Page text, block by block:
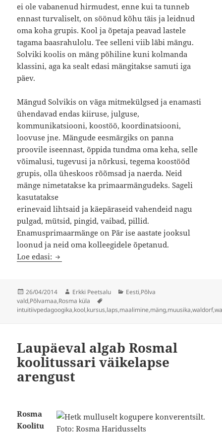
ei ole vabanenud hirmudest, enne kui ta tunneb
ennast turvaliselt, on söönud kõhu täis ja leidnud
oma koha grupis. Kool ja õpetaja peavad lastele
tagama baasrahulolu. Tee selleni viib läbi mängu.
Solviki koolis on mäng põhiline kuni kolmanda
klassini, aga ka sealt edasi mängitakse samuti iga
päev.
Mängud Solvikis on väga mitmekülgsed ja enamasti
ühendavad endas kiiruse, julguse,
kommunikatsiooni, koostöö, koordinatsiooni,
loovuse jne. Mängude eesmärgiks on panna
proovile iseennast, õppida tundma oma keha, selle
võimalusi, tugevusi ja nõrkusi, tegema koostööd
grupis, olla üheskoos rõõmsad ja naerda. Neid
mänge nimetatakse ka primaarmängudeks. Sageli
kasutatakse
erinevaid lihtsaid ja käepäraseid vahendeid nagu
pulgad, mütsid, pingid, vaibad, pillid.
Enamusprimaarmänge on Pär ise aastate jooksul
loonud ja neid oma kolleegidele õpetanud.
Loe edasi: Rosmal tuleb põnev intuitiivpedagoogika
Postitatud
26/04/2014 Autor
Erkki Peetsalu Rubriigid
Eesti,Põlva
vald,Põlvamaa,Rosma küla
intuitiivpedagoogika,kool,kursus,laps,maalimine,mäng,muusika,waldorf,
Laupäeval algab Rosmal
koolitussari väikelapse
arengust
Rosma
Koolitu